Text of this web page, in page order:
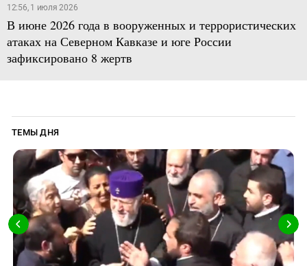
12:56, 1 июля 2026
В июне 2026 года в вооруженных и террористических
атаках на Северном Кавказе и юге России
зафиксировано 8 жертв
ТЕМЫ ДНЯ